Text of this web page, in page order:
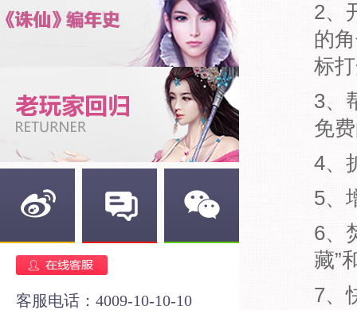
客服电话：4009-10-10-10
2、
的
标
3、
免
4、
5、
6、
藏”
7、